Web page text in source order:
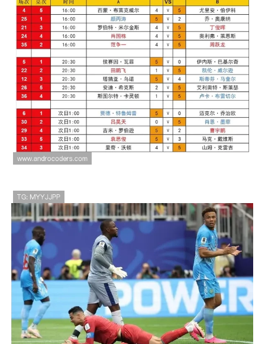
美国对土耳其战报：2-3失利结束
小组赛
世界杯K组第一轮赛果：葡萄牙战
平刚果，哥伦比亚击败乌兹别克
斯坦